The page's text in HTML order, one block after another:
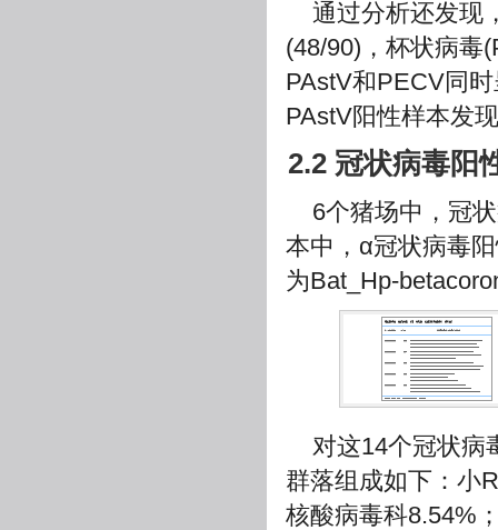
通过分析还发现
(48/90)，杯状病毒
PAstV和PECV同
PAstV阳性样本发
2.2 冠状病毒阳
6个猪场中，冠
本中，α冠状病毒
为Bat_Hp-
对这14个冠状病
群落组成如下：小
核酸病毒科8.54%